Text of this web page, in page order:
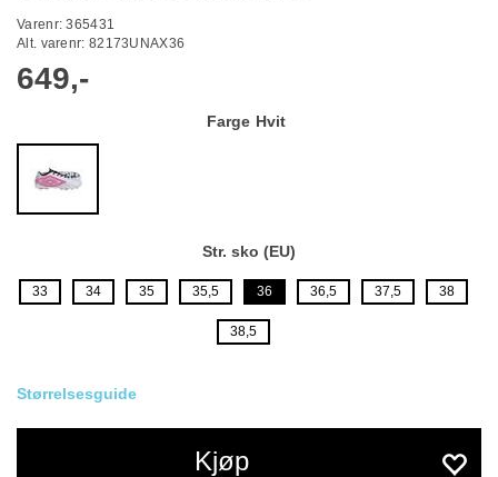
Varenr:365431
Alt. varenr: 82173UNAX36
649,-
Farge Hvit
Str. sko (EU)
33 34 35 35,5 36 36,5 37,5 38
38,5
Størrelsesguide
Kjøp